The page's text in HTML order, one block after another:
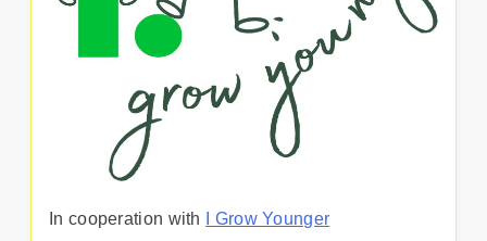
In cooperation with I Grow Younger